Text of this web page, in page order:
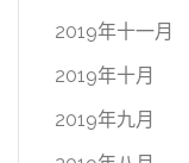
2019年十一月
2019年十月
2019年九月